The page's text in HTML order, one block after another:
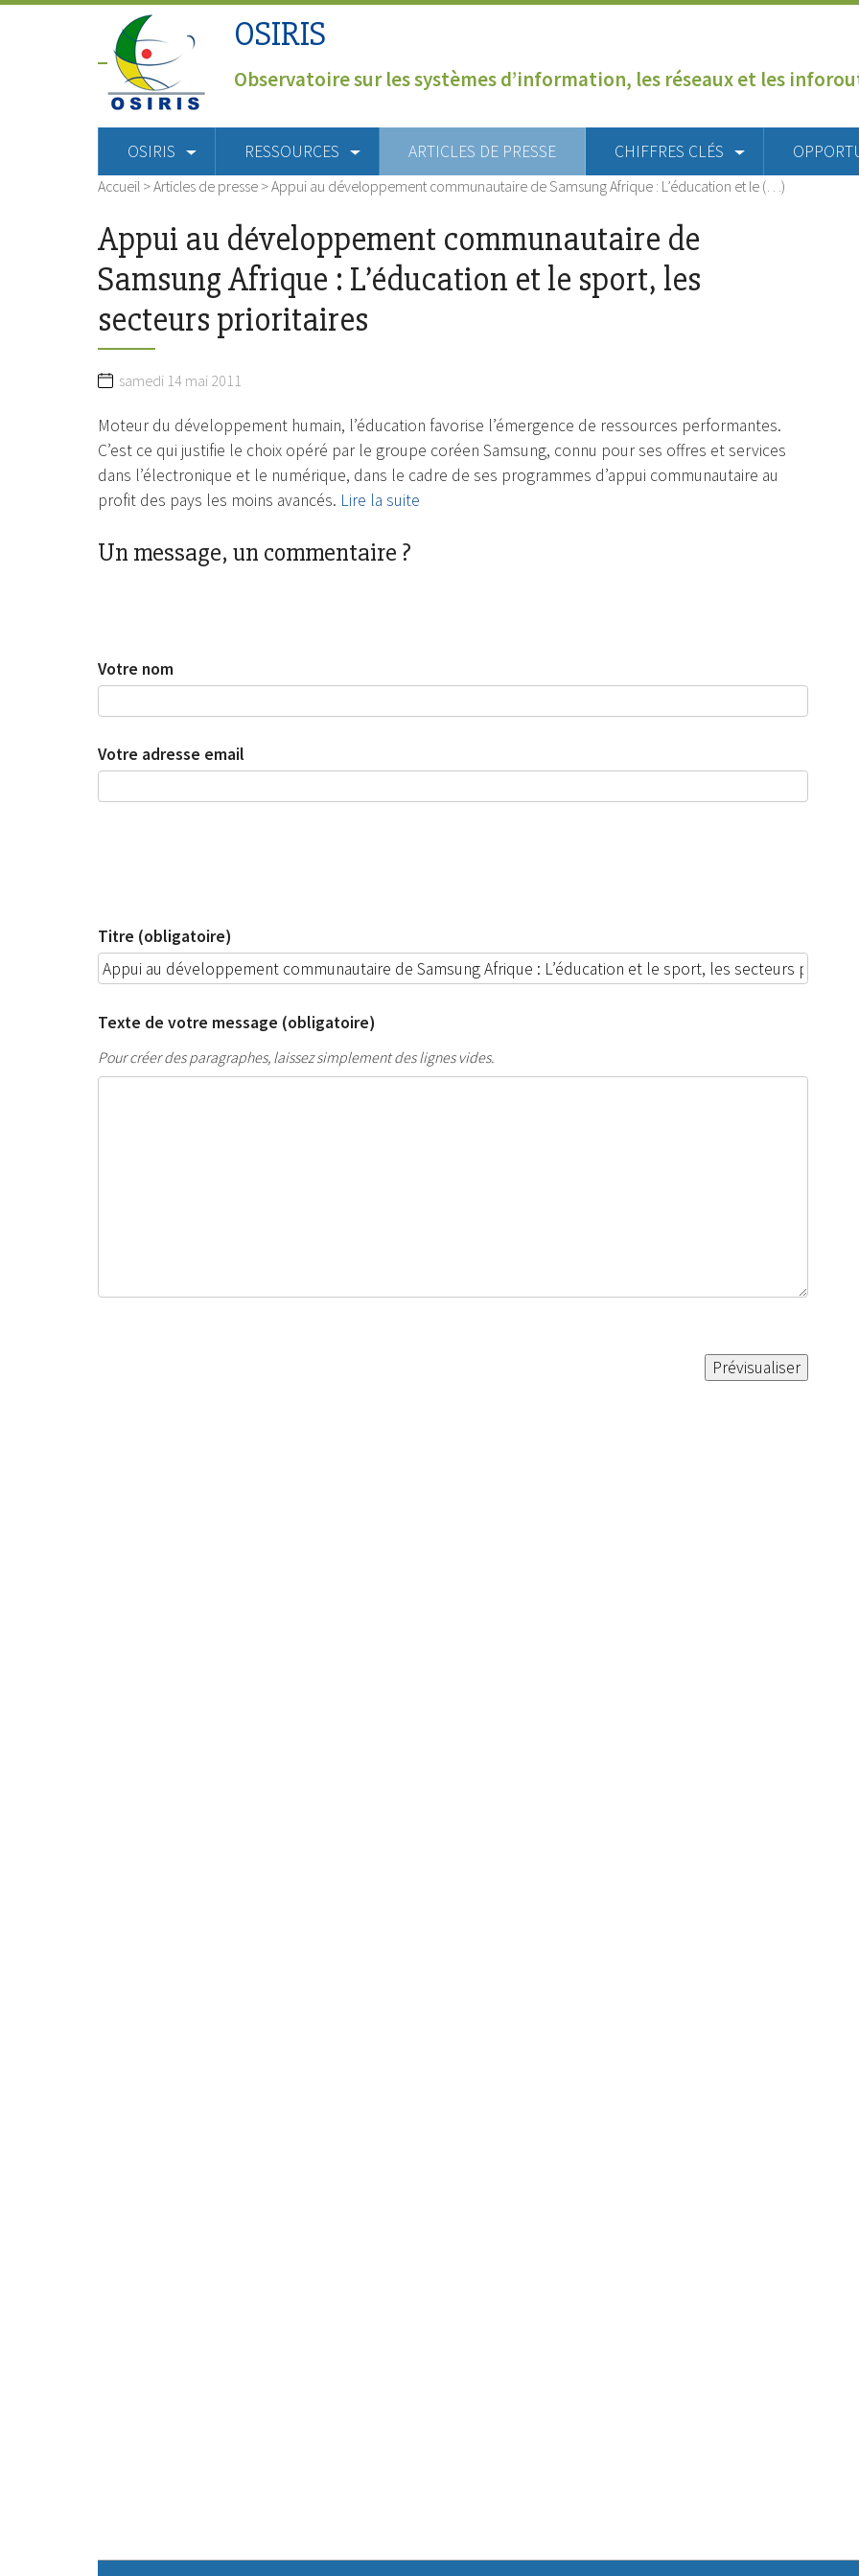
OSIRIS
Observatoire sur les systèmes d’information, les réseaux et les
OSIRIS RESSOURCES ARTICLES DE PRESSE CHIFFRES CLÉS
Accueil >Articles de presse >Appui au développement communautaire de Samsung Afrique : L’éducation et le (…)
Appui au développement communautaire de
Samsung Afrique : L’éducation et le sport, les
secteurs prioritaires
samedi 14 mai 2011
Moteur du développement humain, l’éducation favorise l’émergence de ressources performantes.
C’est ce qui justifie le choix opéré par le groupe coréen Samsung, connu pour ses offres et services
dans l’électronique et le numérique, dans le cadre de ses programmes d’appui communautaire au
profit des pays les moins avancés. Lire la suite
Un message, un commentaire ?
Votre nom
Votre adresse email
Titre (obligatoire)
Texte de votre message (obligatoire)
Pour créer des paragraphes, laissez simplement des lignes vides.